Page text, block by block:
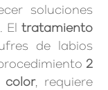
soluciones
El tratamiento
de labios
2
color, requiere